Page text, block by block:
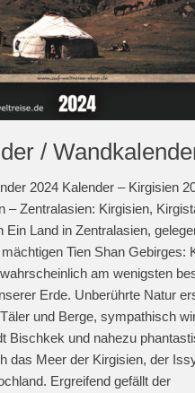
/
2024 Kalender – Kirgisien
– Zentralasien: Kirgisien,
Ein Land in Zentralasien,
Tien Shan Gebirges:
am wenigsten
Erde. Unberührte Natur
und Berge, sympathisch
Bischkek und nahezu
das Meer der Kirgisien, der
Ergreifend gefällt der